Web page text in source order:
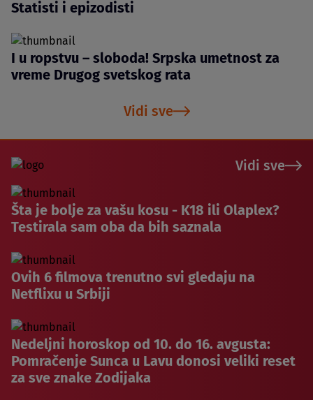
Statisti i epizodisti
I u ropstvu – sloboda! Srpska umetnost za
vreme Drugog svetskog rata
Vidi sve
Vidi sve
Šta je bolje za vašu kosu - K18 ili Olaplex?
Testirala sam oba da bih saznala
Ovih 6 filmova trenutno svi gledaju na
Netflixu u Srbiji
Nedeljni horoskop od 10. do 16. avgusta:
Pomračenje Sunca u Lavu donosi veliki reset
za sve znake Zodijaka